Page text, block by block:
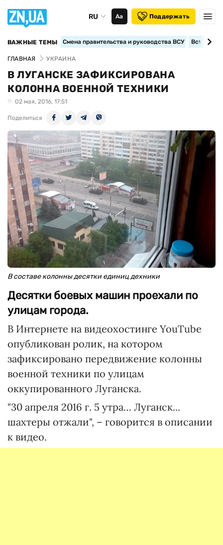
RU Аа Поддержать
ВАЖНЫЕ ТЕМЫ Смена правительства и руководства ВСУ
ГЛАВНАЯ УКРАИНА
В ЛУГАНСКЕ ЗАФИКСИРОВАНА
КОЛОННА ВОЕННОЙ ТЕХНИКИ
02 мая, 2016, 17:51
Поделиться
В составе колонны десятки единиц дехники
Десятки боевых машин проехали по
улицам города.
В Интернете на видеохостинге YouTube
опубликован ролик, на котором
зафиксировано передвижение колонны
военной техники по улицам
оккупированного Луганска.
"30 апреля 2016 г. 5 утра… Луганск...
шахтеры отжали", – говорится в описании
к видео.